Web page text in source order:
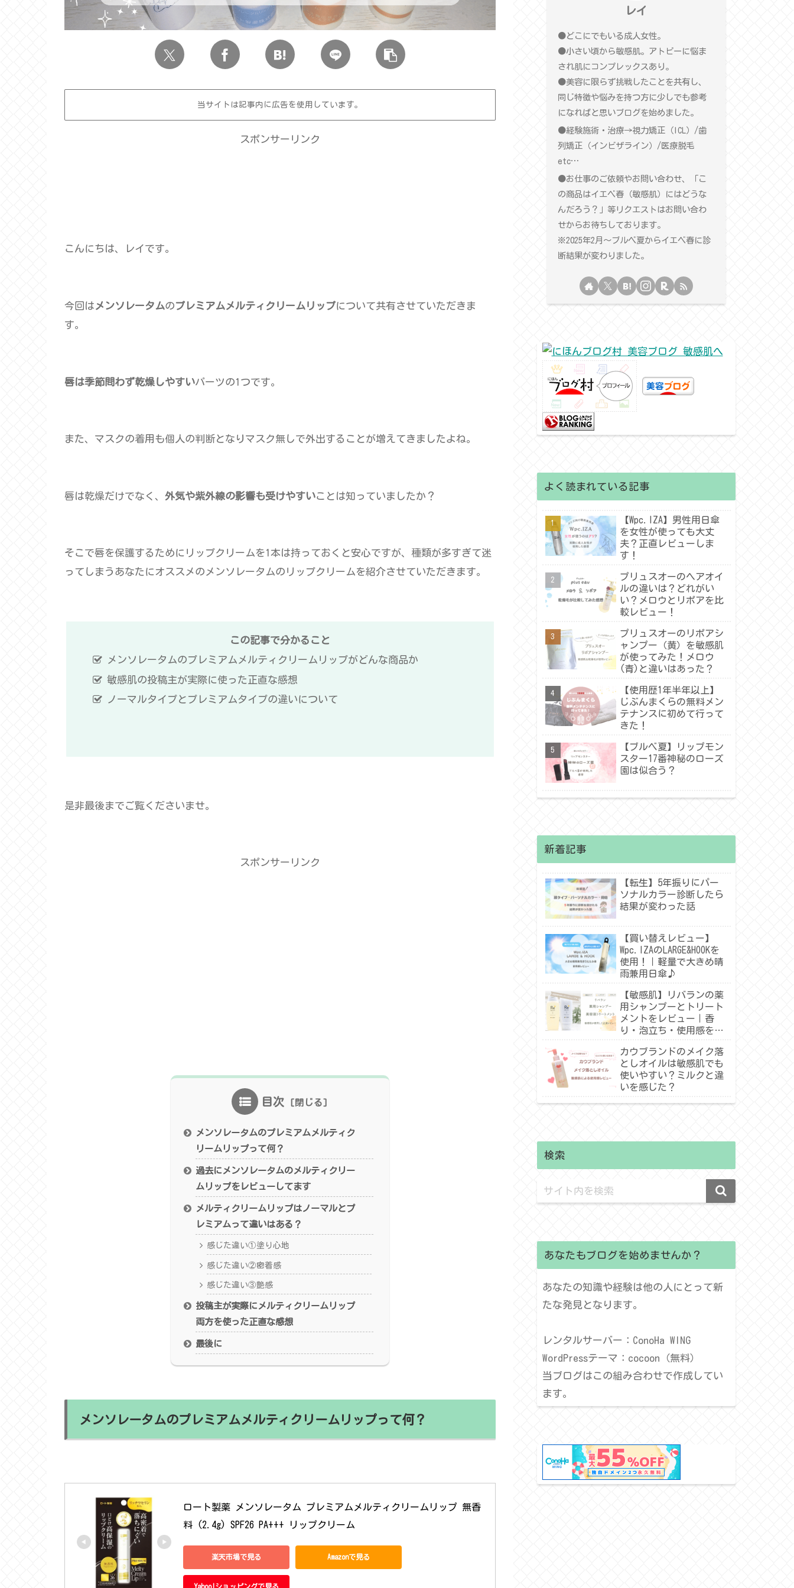
当サイトは記事内に広告を使用しています。
スポンサーリンク
こんにちは、レイです。
今回は メンソレータムのプレミアムメルティクリームリップについて共有させていただきま
す。
唇は季節問わず乾燥しやすいパーツの1つです。
また、マスクの着用も個人の判断となりマスク無しで外出することが増えてきましたよね。
唇は乾燥だけでなく、 外気や紫外線の影響も受けやすいことは知っていましたか？
そこで唇を保護するためにリップクリームを1本は持っておくと安心ですが、種類が多すぎて迷
ってしまうあなたにオススメのメンソレータムのリップクリームを紹介させていただきます。
この記事で分かること
メンソレータムのプレミアムメルティクリームリップがどんな商品か
敏感肌の投稿主が実際に使った正直な感想
ノーマルタイプとプレミアムタイプの違いについて
是非最後までご覧くださいませ。
スポンサーリンク
目次
メンソレータムのプレミアムメルティク
リームリップって何？
過去にメンソレータムのメルティクリー
ムリップをレビューしてます
メルティクリームリップはノーマルとプ
レミアムって違いはある？
感じた違い①塗り心地
感じた違い②密着感
感じた違い③艶感
投稿主が実際にメルティクリームリップ
両方を使った正直な感想
最後に
メンソレータムのプレミアムメルティクリームリップって何？
ロート製薬 メンソレータム プレミアムメルティクリームリップ 無香
料 (2.4g) SPF26 PA+++ リップクリーム
楽天市場で見る Amazonで見る
Yahoo!ショッピングで見る
レイ
●どこにでもいる成人女性。
●小さい頃から敏感肌。アトピーに悩ま
され肌にコンプレックスあり。
●美容に限らず挑戦したことを共有し、
同じ特徴や悩みを持つ方に少しでも参考
になればと思いブログを始めました。
●経験施術・治療→視力矯正（ICL）/歯
列矯正（インビザライン）/医療脱毛
etc…
●お仕事のご依頼やお問い合わせ、「こ
の商品はイエベ春（敏感肌）にはどうな
んだろう？」等リクエストはお問い合わ
せからお待ちしております。
※2025年2月〜ブルベ夏からイエベ春に診
断結果が変わりました。
よく読まれている記事
【Wpc.IZA】男性用日傘
を女性が使っても大丈
夫？正直レビューしま
す！
プリュスオーのヘアオイ
ルの違いは？どれがい
い？メロウとリポアを比
較レビュー！
プリュスオーのリポアシ
ャンプー（黄）を敏感肌
が使ってみた！メロウ
(青)と違いはあった？
【使用歴1年半年以上】
じぶんまくらの無料メン
テナンスに初めて行って
きた！
【ブルベ夏】リップモン
スター17番神秘のローズ
園は似合う？
新着記事
【転生】5年振りにパー
ソナルカラー診断したら
結果が変わった話
【買い替えレビュー】
Wpc.IZAのLARGE&HOOKを
使用！｜軽量で大きめ晴
雨兼用日傘♪
【敏感肌】リバランの薬
用シャンプーとトリート
メントをレビュー｜香
り・泡立ち・使用感を紹
カウブランドのメイク落
としオイルは敏感肌でも
使いやすい？ミルクと違
いを感じた？
検索
あなたもブログを始めませんか？
あなたの知識や経験は他の人にとって新
たな発見となります。
レンタルサーバー：ConoHa WING
WordPressテーマ：cocoon（無料）
当ブログはこの組み合わせで作成してい
ます。